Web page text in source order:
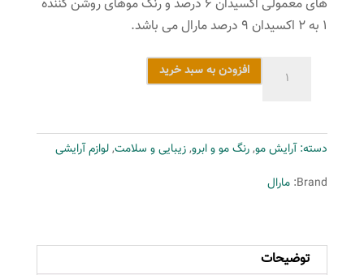
های معمولی اکسیدان ۶ درصد و رنگ موهای روشن کننده
۱ به ۲ اکسیدان ۹ درصد مارال می باشد.
مارال
سری
الگانس
رنگ
دارچینی
افزودن به سبد خرید
دسته:آرایش مو,رنگ مو و ابرو,زیبایی و سلامت,لوازم آرایشی
Brand: مارال
توضیحات